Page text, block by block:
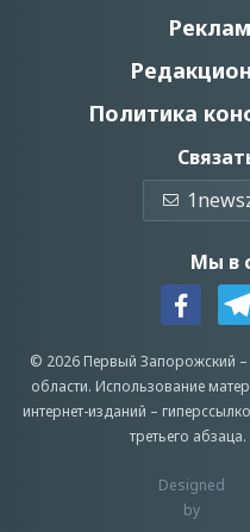
Политика
Мы в
© 2026 Первый Запорожский –
области. Использование
интернет-изданий –
третьего абзаца.
Designed
by